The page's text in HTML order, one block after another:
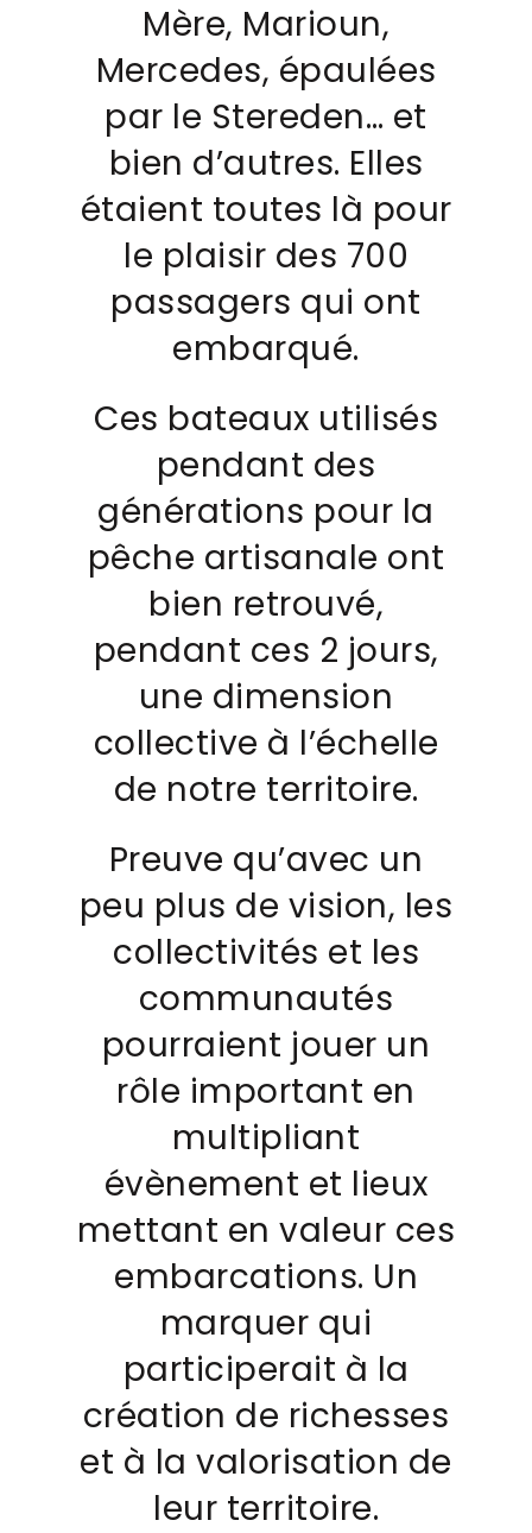
Mère, Marioun,
Mercedes, épaulées
par le Stereden… et
bien d’autres. Elles
étaient toutes là pour
le plaisir des 700
passagers qui ont
embarqué.
Ces bateaux utilisés
pendant des
générations pour la
pêche artisanale ont
bien retrouvé,
pendant ces 2 jours,
une dimension
collective à l’échelle
de notre territoire.
Preuve qu’avec un
peu plus de vision, les
collectivités et les
communautés
pourraient jouer un
rôle important en
multipliant
évènement et lieux
mettant en valeur ces
embarcations. Un
marquer qui
participerait à la
création de richesses
et à la valorisation de
leur territoire.